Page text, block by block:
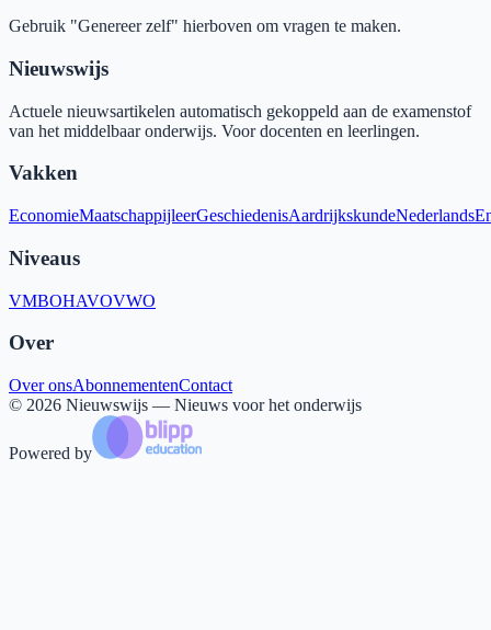
Gebruik "Genereer zelf" hierboven om vragen te maken.
Nieuwswijs
Actuele nieuwsartikelen automatisch gekoppeld aan de examenstof
van het middelbaar onderwijs. Voor docenten en leerlingen.
Vakken
EconomieMaatschappijleerGeschiedenisAardrijkskundeNederlands
Niveaus
VMBOHAVOVWO
Over
Over onsAbonnementenContact
© 2026 Nieuwswijs — Nieuws voor het onderwijs
Powered by